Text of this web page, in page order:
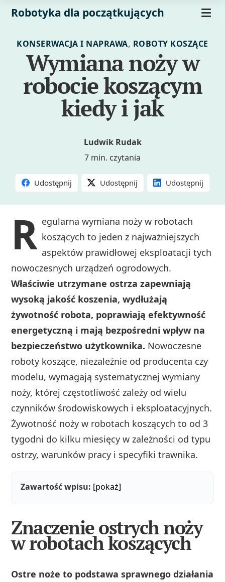
Robotyka dla początkujących
KONSERWACJA I NAPRAWA, ROBOTY KOSZĄCE
Wymiana noży w
robocie koszącym
kiedy i jak
Ludwik Rudak
7 min. czytania
Udostępnij Udostępnij Udostępnij
R egularna wymiana noży w robotach
koszących to jeden z najważniejszych
aspektów prawidłowej eksploatacji tych
nowoczesnych urządzeń ogrodowych.
Właściwie utrzymane ostrza zapewniają
wysoką jakość koszenia, wydłużają
żywotność robota, poprawiają efektywność
energetyczną i mają bezpośredni wpływ na
bezpieczeństwo użytkownika. Nowoczesne
roboty koszące, niezależnie od producenta czy
modelu, wymagają systematycznej wymiany
noży, której częstotliwość zależy od wielu
czynników środowiskowych i eksploatacyjnych.
Żywotność noży w robotach koszących to od 3
tygodni do kilku miesięcy w zależności od typu
ostrzy, warunków pracy i specyfiki trawnika.
Zawartość wpisu: [pokaż]
Znaczenie ostrych noży
w robotach koszących
Ostre noże to podstawa sprawnego działania